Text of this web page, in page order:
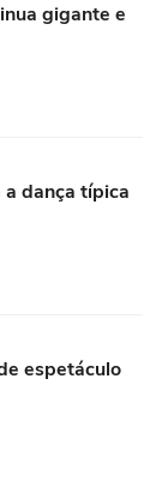
gigante e
dança típica
espetáculo